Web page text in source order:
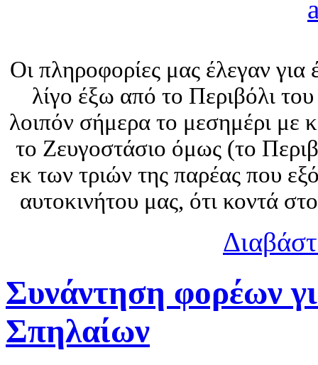
Οι πληροφορίες μας έλεγαν
λίγο έξω από το Περιβόλι
λοιπόν σήμερα το μεσημέρι με
το Ζευγοστάσιο όμως (το
εκ των τριών της παρέας που
αυτοκινήτου μας, ότι κοντά
Συνάντηση φορέων
Σπηλαίων